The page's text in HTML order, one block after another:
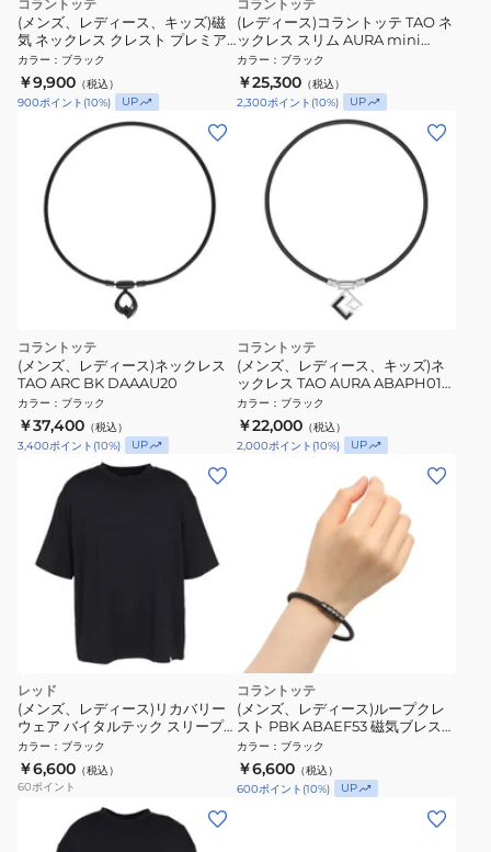
コラントッテ
(メンズ、レディース、キッズ)磁
気 ネックレス クレスト プレミア
ムカラー PBK ABAAS53 (ブラッ
ク) 正規品
カラー ： ブラック
￥9,900 （税込）
900ポイント (10%) UP
コラントッテ
(レディース)コラントッテ TAO ネ
ックレス スリム AURA mini
DAAAI10
カラー ： ブラック
￥25,300 （税込）
2,300ポイント (10%) UP
コラントッテ
(メンズ、レディース)ネックレス
TAO ARC BK DAAAU20
カラー ： ブラック
￥37,400 （税込）
3,400ポイント (10%) UP
コラントッテ
(メンズ、レディース、キッズ)ネ
ックレス TAO AURA ABAPH01
磁気ネックレス
カラー ： ブラック
￥22,000 （税込）
2,000ポイント (10%) UP
レッド
(メンズ、レディース)リカバリー
ウェア バイタルテック スリープ
プルオーバー半袖 黒 Mサイズ
VW-AQ-03B-M 一般医療機器 遠
赤外線
カラー ： ブラック
￥6,600 （税込）
60ポイント
コラントッテ
(メンズ、レディース)ループクレ
スト PBK ABAEF53 磁気ブレスレ
ット
カラー ： ブラック
￥6,600 （税込）
600ポイント (10%) UP